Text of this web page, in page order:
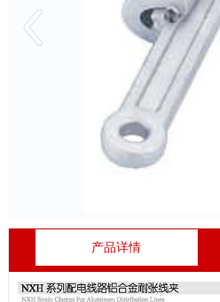
产品详情